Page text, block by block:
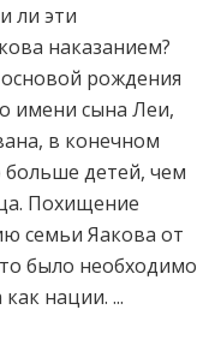
ли эти
наказанием?
рождения
имени сына Леи,
в конечном
больше детей, чем
Похищение
семьи Яакова от
было необходимо
нации. ...